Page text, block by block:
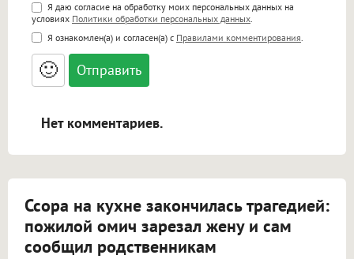
Поддержка HTML
<b>, <strong>, <u>, <i>, <em>, <s>, <big>,
<small>, <sup>, <sub>, <pre>, <ul>, <ol>, <li>,
<blockquote>, <code> экранирует HTML,
адреса URL автоматически становятся
ссылками, и [img]адрес[/img] будет
Я даю согласие на обработку моих персональных данных на
условиях Политики обработки персональных данных
Я ознакомлен(а) и согласен(а) с Правилами комментирования
🙂
Нет комментариев.
Ссора на кухне закончилась трагедией:
пожилой омич зарезал жену и сам
сообщил родственникам